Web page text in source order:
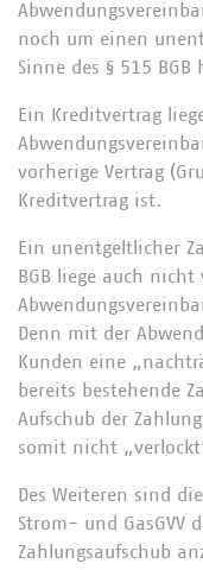
noch um einen
Sinne des § 515 BGB
Ein Kreditvertrag
vorherige Vertrag
Kreditvertrag ist.
Ein unentgeltlicher
BGB liege auch
Denn mit der
Kunden eine
bereits bestehende
Aufschub der
somit nicht
Des Weiteren sind
Strom- und GasGVV
Zahlungsaufschub